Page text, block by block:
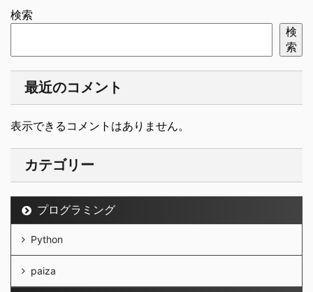
検索
検
索
最近のコメント
表示できるコメントはありません。
カテゴリー
プログラミング
Python
paiza